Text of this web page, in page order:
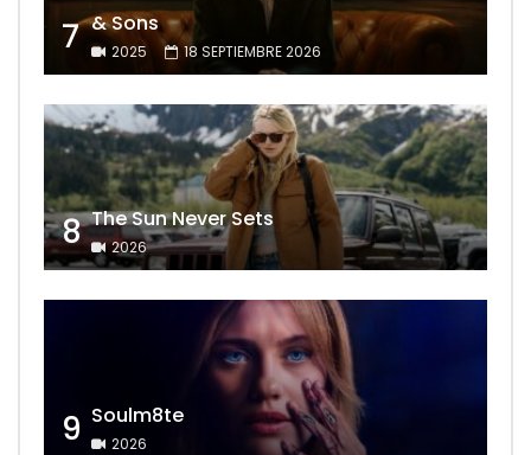
7 & Sons
2025 18 SEPTIEMBRE 2026
8 The Sun Never Sets
2026
9 Soulm8te
2026